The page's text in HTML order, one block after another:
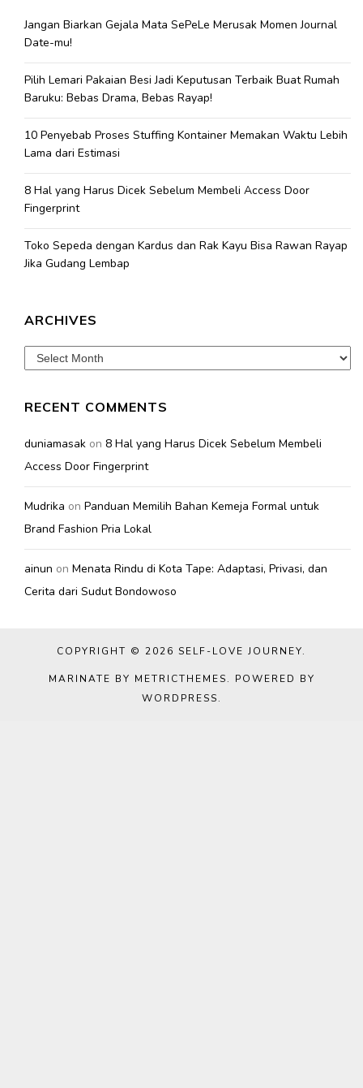
Jangan Biarkan Gejala Mata SePeLe Merusak Momen Journal
Date-mu!
Pilih Lemari Pakaian Besi Jadi Keputusan Terbaik Buat Rumah
Baruku: Bebas Drama, Bebas Rayap!
10 Penyebab Proses Stuffing Kontainer Memakan Waktu Lebih
Lama dari Estimasi
8 Hal yang Harus Dicek Sebelum Membeli Access Door
Fingerprint
Toko Sepeda dengan Kardus dan Rak Kayu Bisa Rawan Rayap
Jika Gudang Lembap
ARCHIVES
Archives
RECENT COMMENTS
duniamasak on 8 Hal yang Harus Dicek Sebelum Membeli
Access Door Fingerprint
Mudrika on Panduan Memilih Bahan Kemeja Formal untuk
Brand Fashion Pria Lokal
ainun on Menata Rindu di Kota Tape: Adaptasi, Privasi, dan
Cerita dari Sudut Bondowoso
COPYRIGHT © 2026 SELF-LOVE JOURNEY.
MARINATE BY METRICTHEMES. POWERED BY
WORDPRESS.